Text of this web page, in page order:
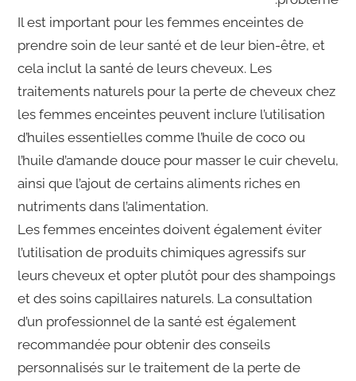
Il est important pour les femmes enceintes de
prendre soin de leur santé et de leur bien-être, et
cela inclut la santé de leurs cheveux. Les
traitements naturels pour la perte de cheveux chez
les femmes enceintes peuvent inclure l’utilisation
d’huiles essentielles comme l’huile de coco ou
l’huile d’amande douce pour masser le cuir chevelu,
ainsi que l’ajout de certains aliments riches en
nutriments dans l’alimentation.
Les femmes enceintes doivent également éviter
l’utilisation de produits chimiques agressifs sur
leurs cheveux et opter plutôt pour des shampoings
et des soins capillaires naturels. La consultation
d’un professionnel de la santé est également
recommandée pour obtenir des conseils
personnalisés sur le traitement de la perte de